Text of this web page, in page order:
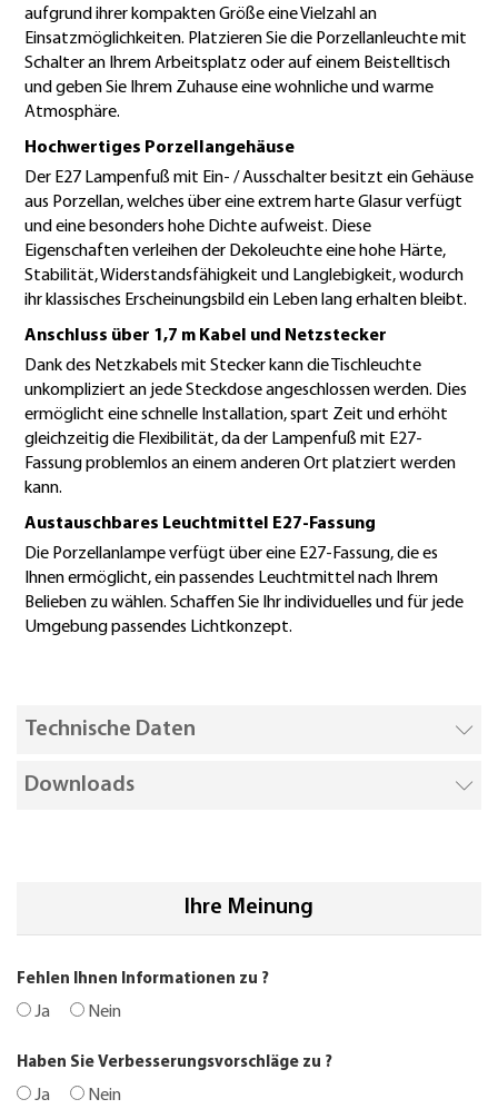
aufgrund ihrer kompakten Größe eine Vielzahl an
Einsatzmöglichkeiten. Platzieren Sie die Porzellanleuchte mit
Schalter an Ihrem Arbeitsplatz oder auf einem Beistelltisch
und geben Sie Ihrem Zuhause eine wohnliche und warme
Atmosphäre.
Hochwertiges Porzellangehäuse
Der E27 Lampenfuß mit Ein- / Ausschalter besitzt ein Gehäuse
aus Porzellan, welches über eine extrem harte Glasur verfügt
und eine besonders hohe Dichte aufweist. Diese
Eigenschaften verleihen der Dekoleuchte eine hohe Härte,
Stabilität, Widerstandsfähigkeit und Langlebigkeit, wodurch
ihr klassisches Erscheinungsbild ein Leben lang erhalten bleibt.
Anschluss über 1,7 m Kabel und Netzstecker
Dank des Netzkabels mit Stecker kann die Tischleuchte
unkompliziert an jede Steckdose angeschlossen werden. Dies
ermöglicht eine schnelle Installation, spart Zeit und erhöht
gleichzeitig die Flexibilität, da der Lampenfuß mit E27-
Fassung problemlos an einem anderen Ort platziert werden
kann.
Austauschbares Leuchtmittel E27-Fassung
Die Porzellanlampe verfügt über eine E27-Fassung, die es
Ihnen ermöglicht, ein passendes Leuchtmittel nach Ihrem
Belieben zu wählen. Schaffen Sie Ihr individuelles und für jede
Umgebung passendes Lichtkonzept.
Technische Daten
Downloads
Ihre Meinung
Fehlen Ihnen Informationen zu ?
Ja Nein
Haben Sie Verbesserungsvorschläge zu ?
Ja Nein